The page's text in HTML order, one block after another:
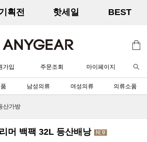
획전 핫세일 BEST
가입 주문조회 마이페이지
남성의류 여성의류 의류소품
산가방
머 백팩 32L 등산배낭